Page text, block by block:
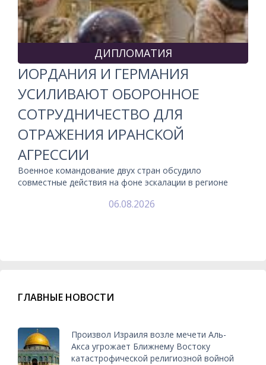
ДИПЛОМАТИЯ
ИОРДАНИЯ И ГЕРМАНИЯ
УСИЛИВАЮТ ОБОРОННОЕ
СОТРУДНИЧЕСТВО ДЛЯ
ОТРАЖЕНИЯ ИРАНСКОЙ
АГРЕССИИ
Военное командование двух стран обсудило
совместные действия на фоне эскалации в регионе
06.08.2026
ГЛАВНЫЕ НОВОСТИ
Произвол Израиля возле мечети Аль-
Акса угрожает Ближнему Востоку
катастрофической религиозной войной